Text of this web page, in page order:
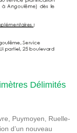
Délimités
Puymoyen, Ruelle-
d’un nouveau